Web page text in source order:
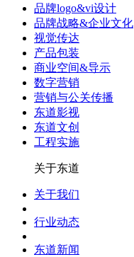
品牌logo&vi设计
品牌战略&企业文化
视觉传达
产品包装
商业空间&导示
数字营销
营销与公关传播
东道影视
东道文创
工程实施
关于东道
关于我们
行业动态
东道新闻